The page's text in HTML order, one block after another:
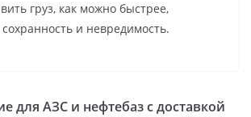
груз, как можно быстрее,
и невредимость.
для АЗС и нефтебаз с доставкой